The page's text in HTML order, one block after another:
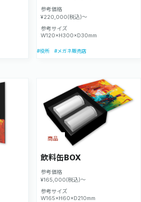
参考価格
¥220,000(税込)～
参考サイズ
W120×H300×D30mm
#役所 #メガネ販売店
飲料缶BOX
参考価格
¥165,000(税込)～
参考サイズ
W165×H60×D210mm
商品